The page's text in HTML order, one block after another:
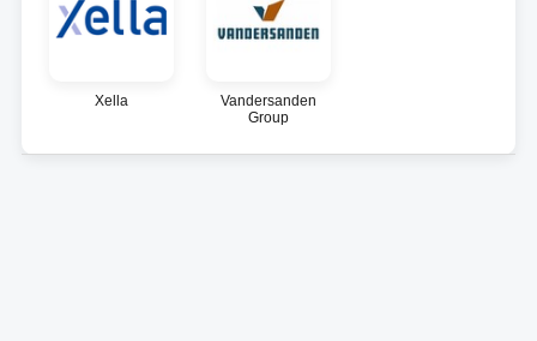
Xella
Vandersanden
Group